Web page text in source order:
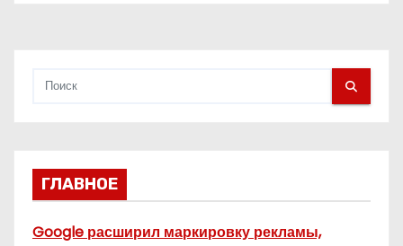
ГЛАВНОЕ
Google расширил маркировку рекламы,